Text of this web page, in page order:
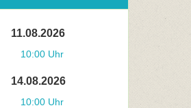
11.08.2026
10:00 Uhr
14.08.2026
10:00 Uhr